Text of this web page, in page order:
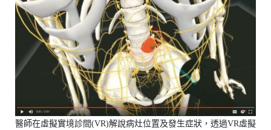
醫師在虛擬實境診間(VR)解說病灶位置及發生症狀，透過VR虛擬